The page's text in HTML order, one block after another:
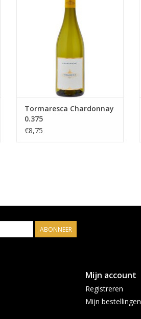
TOEVOEGEN AAN WINKELWAGEN
Tormaresca Chardonnay
0.375
€8,75
ABONNEER
Mijn account
Registreren
Mijn bestellingen